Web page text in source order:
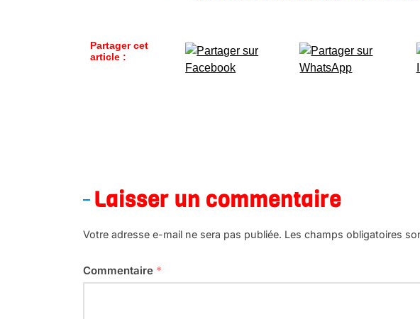
Partager cet
article :
Laisser un commentaire
Votre adresse e-mail ne sera pas publiée. Les champs obligatoires
Commentaire *